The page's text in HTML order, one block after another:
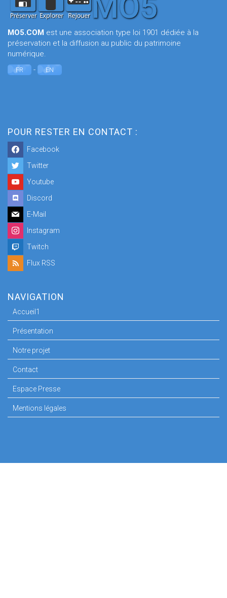
MO5.COM est une association type loi 1901 dédiée à la
préservation et la diffusion au public du patrimoine
numérique.
FR - EN
POUR RESTER EN CONTACT :
Facebook
Twitter
Youtube
Discord
E-Mail
Instagram
Twitch
Flux RSS
NAVIGATION
Accueil1
Présentation
Notre projet
Contact
Espace Presse
Mentions légales